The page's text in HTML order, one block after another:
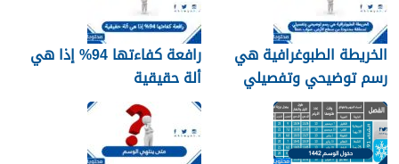
الخريطة الطبوغرافية هي
رسم توضيحي وتفصيلي
لمنطقة محدودة من سطح
الأرض. صواب خطأ
رافعة كفاءتها 94% إذا هي
ألة حقيقية